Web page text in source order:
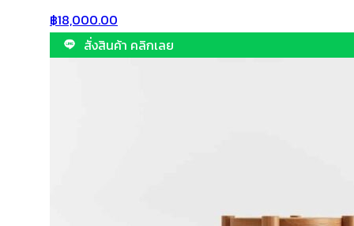
฿18,000.00
สั่งสินค้า คลิกเลย